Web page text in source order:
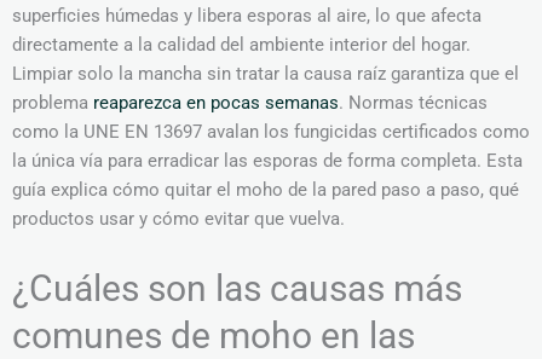
superficies húmedas y libera esporas al aire, lo que afecta
directamente a la calidad del ambiente interior del hogar.
Limpiar solo la mancha sin tratar la causa raíz garantiza que el
problema reaparezca en pocas semanas. Normas técnicas
como la UNE EN 13697 avalan los fungicidas certificados como
la única vía para erradicar las esporas de forma completa. Esta
guía explica cómo quitar el moho de la pared paso a paso, qué
productos usar y cómo evitar que vuelva.
¿Cuáles son las causas más
comunes de moho en las